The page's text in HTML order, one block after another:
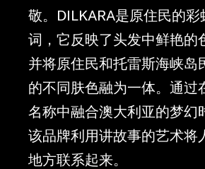
敬。DILKARA是原住民的彩
词，它反映了头发中鲜艳的
并将原住民和托雷斯海峡岛
的不同肤色融为一体。通过
名称中融合澳大利亚的梦幻
该品牌利用讲故事的艺术将
地方联系起来。